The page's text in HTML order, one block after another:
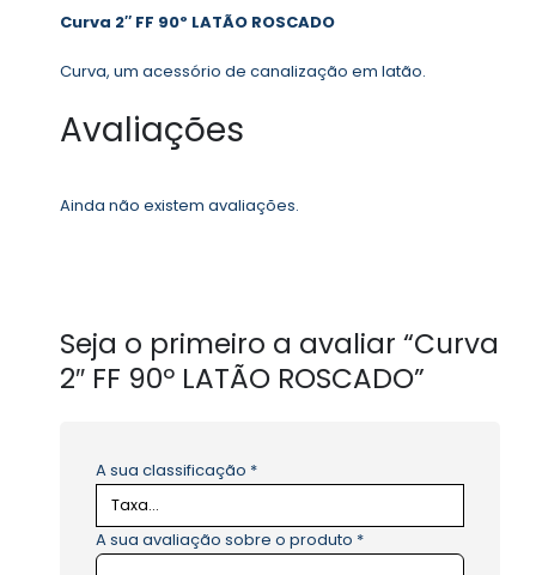
Curva 2″ FF 90º LATÃO ROSCADO
Curva, um acessório de canalização em latão.
Avaliações
Ainda não existem avaliações.
Seja o primeiro a avaliar “Curva
2″ FF 90º LATÃO ROSCADO”
A sua classificação *
A sua avaliação sobre o produto *